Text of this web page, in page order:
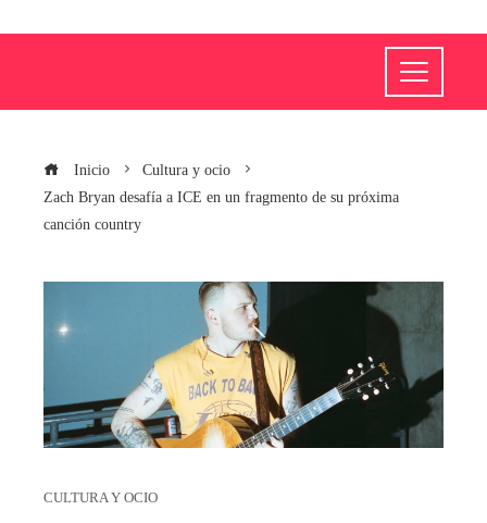
Inicio
Cultura y ocio
Zach Bryan desafía a ICE en un fragmento de su próxima
canción country
CULTURA Y OCIO